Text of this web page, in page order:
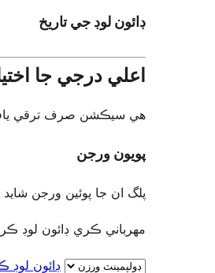
ڊائون لوڊ جي تاريخ
اعلي درجي جا
هي سيڪشن صرف ترقي
پويون ورجن
پلگ ان جا پوئين ورجن
مھرباني ڪري ڊائون لوڊ
ڊائون لوڊ